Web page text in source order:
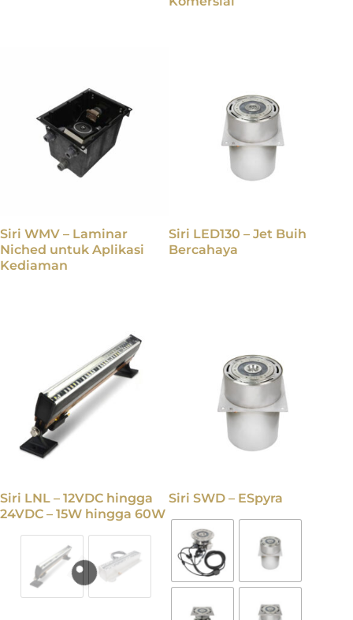
Siri WMV – Laminar
Niched untuk Aplikasi
Kediaman
Siri LED130 – Jet Buih
Bercahaya
Siri LNL – 12VDC hingga
24VDC – 15W hingga 60W
Siri SWD – ESpyra